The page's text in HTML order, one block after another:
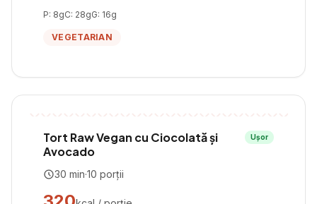
P: 8gC: 28gG: 16g
VEGETARIAN
Tort Raw Vegan cu Ciocolată și
Avocado
Ușor
30 min·10 porții